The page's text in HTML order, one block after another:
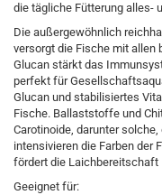
die tägliche Fütterung alles-
Die außergewöhnlich
versorgt die Fische mit
Glucan stärkt das
perfekt für
Glucan und stabilisiertes
Fische. Ballaststoffe und
Carotinoide, darunter
intensivieren die Farben der
fördert die Laichbereitschaft
Geeignet für: